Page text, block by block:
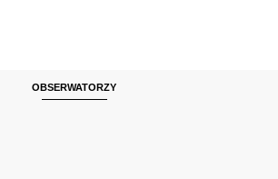
OBSERWATORZY